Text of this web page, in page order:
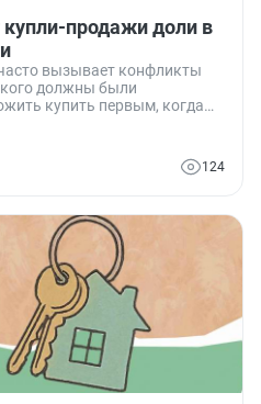
купли-продажи доли в
вызывает конфликты
должны были
купить первым, когда
продажу доли, какие
от вас суд.
124